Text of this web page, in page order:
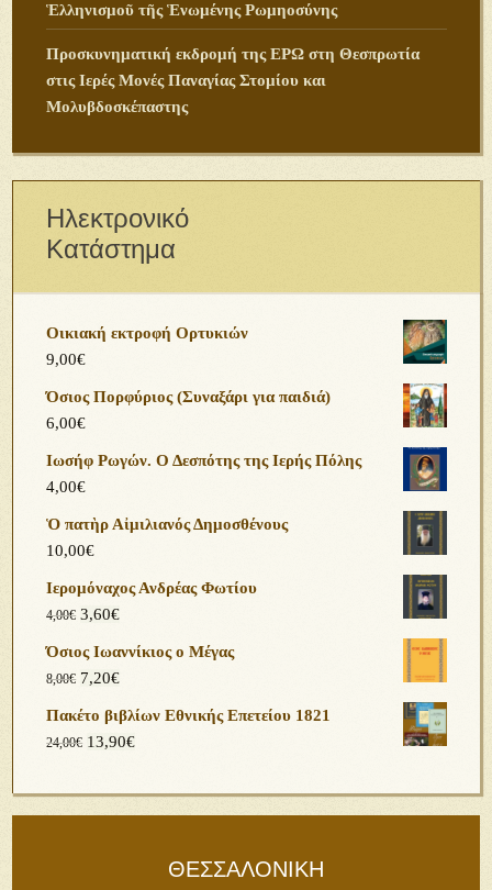
Ἑλληνισμοῦ τῆς Ἑνωμένης Ρωμηοσύνης
Προσκυνηματική εκδρομή της ΕΡΩ στη Θεσπρωτία
στις Ιερές Μονές Παναγίας Στομίου και
Μολυβδοσκέπαστης
Ηλεκτρονικό
Κατάστημα
Οικιακή εκτροφή Ορτυκιών
9,00€
Όσιος Πορφύριος (Συναξάρι για παιδιά)
6,00€
Ιωσήφ Ρωγών. Ο Δεσπότης της Ιερής Πόλης
4,00€
Ὁ πατὴρ Αἰμιλιανός Δημοσθένους
10,00€
Ιερομόναχος Ανδρέας Φωτίου
4,00€ 3,60€
Όσιος Ιωαννίκιος ο Μέγας
8,00€ 7,20€
Πακέτο βιβλίων Εθνικής Επετείου 1821
24,00€ 13,90€
ΘΕΣΣΑΛΟΝΙΚΗ